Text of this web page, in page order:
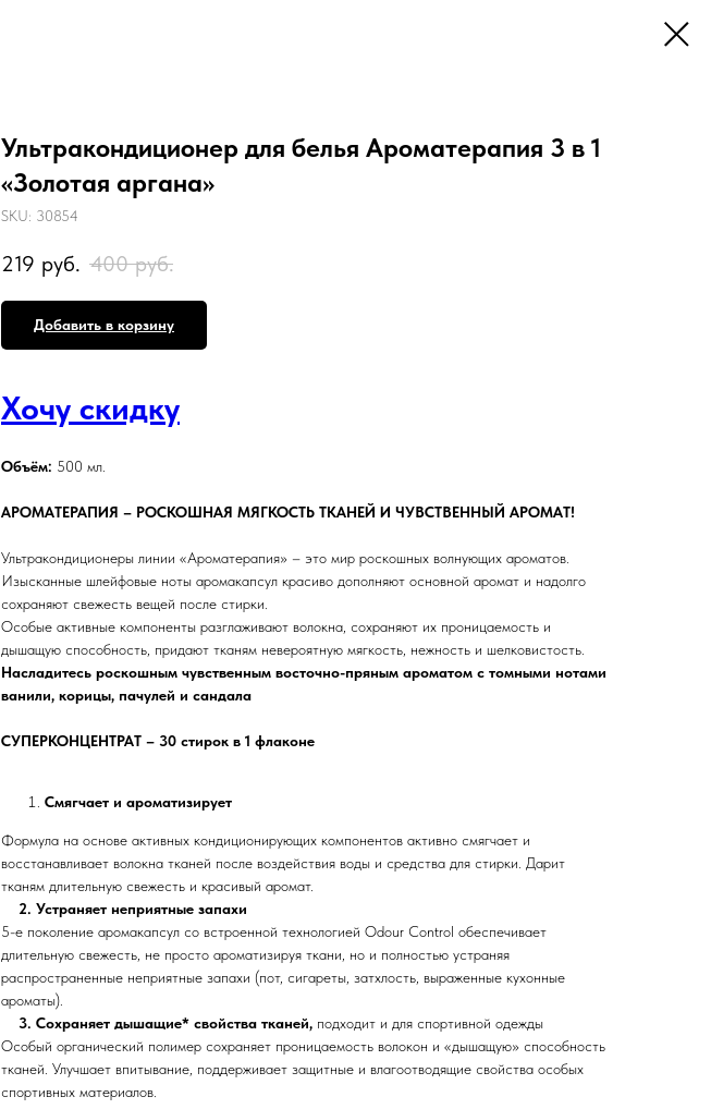
Ультракондиционер для белья Ароматерапия 3 в 1
«Золотая аргана»
SKU: 30854
219 руб. 400 руб.
Добавить в корзину
Хочу скидку
Объём: 500 мл.
АРОМАТЕРАПИЯ – РОСКОШНАЯ МЯГКОСТЬ ТКАНЕЙ И ЧУВСТВЕННЫЙ АРОМАТ!
Ультракондиционеры линии «Ароматерапия» – это мир роскошных волнующих ароматов.
Изысканные шлейфовые ноты аромакапсул красиво дополняют основной аромат и надолго
сохраняют свежесть вещей после стирки.
Особые активные компоненты разглаживают волокна, сохраняют их проницаемость и
дышащую способность, придают тканям невероятную мягкость, нежность и шелковистость.
Насладитесь роскошным чувственным восточно-пряным ароматом с томными нотами
ванили, корицы, пачулей и сандала
СУПЕРКОНЦЕНТРАТ – 30 стирок в 1 флаконе
Смягчает и ароматизирует
Формула на основе активных кондиционирующих компонентов активно смягчает и
восстанавливает волокна тканей после воздействия воды и средства для стирки. Дарит
тканям длительную свежесть и красивый аромат.
2. Устраняет неприятные запахи
5-е поколение аромакапсул со встроенной технологией Odour Control обеспечивает
длительную свежесть, не просто ароматизируя ткани, но и полностью устраняя
распространенные неприятные запахи (пот, сигареты, затхлость, выраженные кухонные
ароматы).
3. Сохраняет дышащие* свойства тканей, подходит и для спортивной одежды
Особый органический полимер сохраняет проницаемость волокон и «дышащую» способность
тканей. Улучшает впитывание, поддерживает защитные и влагоотводящие свойства особых
спортивных материалов.